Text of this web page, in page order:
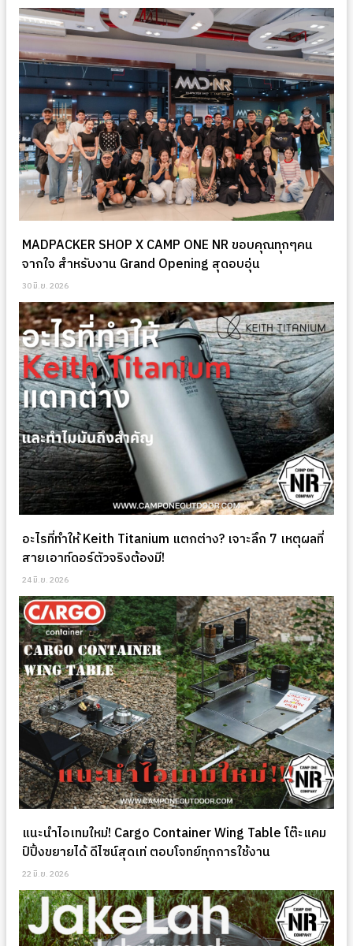
MADPACKER SHOP X CAMP ONE NR ขอบคุณทุกๆคน
จากใจ สำหรับงาน Grand Opening สุดอบอุ่น
30 มิ.ย. 2026
อะไรที่ทำให้ Keith Titanium แตกต่าง? เจาะลึก 7 เหตุผลที่
สายเอาท์ดอร์ตัวจริงต้องมี!
24 มิ.ย. 2026
แนะนำไอเทมใหม่! Cargo Container Wing Table โต๊ะแคม
ป์ปิ้งขยายได้ ดีไซน์สุดเท่ ตอบโจทย์ทุกการใช้งาน
22 มิ.ย. 2026